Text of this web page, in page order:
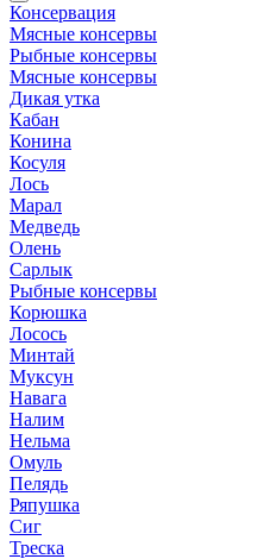
Консервация
Мясные консервы
Рыбные консервы
Мясные консервы
Дикая утка
Кабан
Конина
Косуля
Лось
Марал
Медведь
Олень
Сарлык
Рыбные консервы
Корюшка
Лосось
Минтай
Муксун
Навага
Налим
Нельма
Омуль
Пелядь
Ряпушка
Сиг
Треска